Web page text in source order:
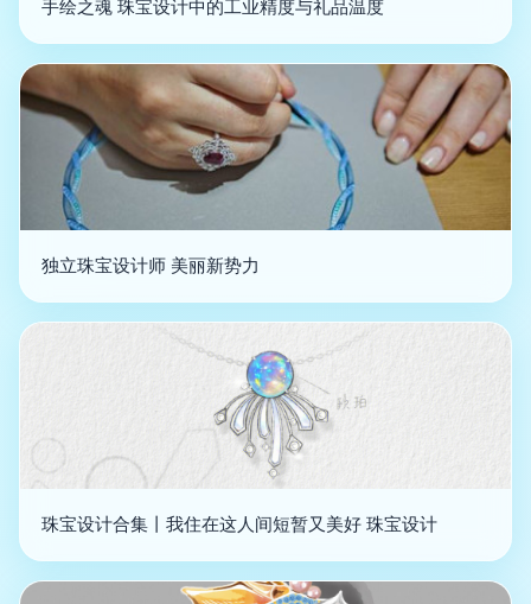
手绘之魂 珠宝设计中的工业精度与礼品温度
独立珠宝设计师 美丽新势力
珠宝设计合集丨我住在这人间短暂又美好 珠宝设计